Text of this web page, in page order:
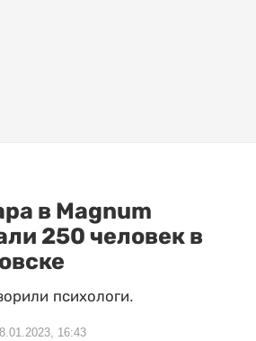
в Magnum
250 человек в
психологи.
16:43